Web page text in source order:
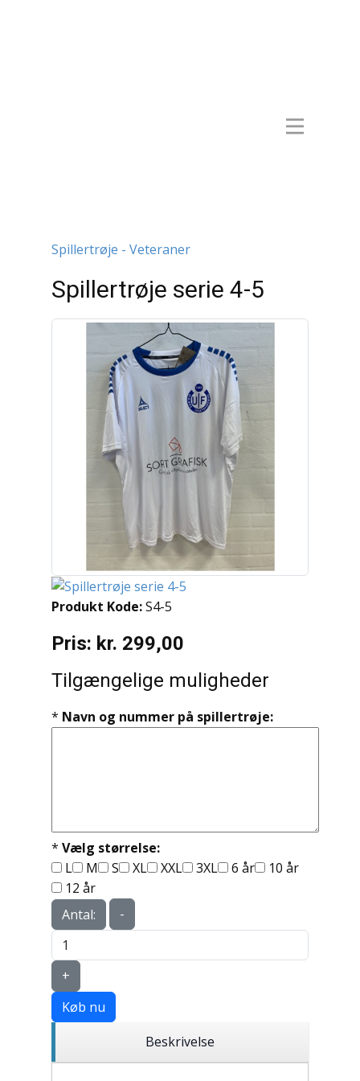
Spillertrøje - Veteraner
Spillertrøje serie 4-5
Produkt Kode:S4-5
Pris: kr. 299,00
Tilgængelige muligheder
* Navn og nummer på spillertrøje:
* Vælg størrelse:
L
M S XL XXL 3XL 6 år
10 år
12 år
Antal:
-
+
Køb nu
Beskrivelse